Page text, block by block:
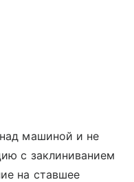
машиной и не
с заклиниванием
на ставшее